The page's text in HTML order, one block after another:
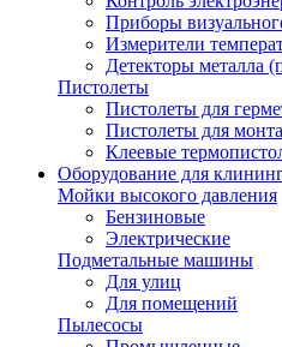
Приборы
Измерители
Детекторы металла
Пистолеты
Пистолеты для
Пистолеты для
Клеевые
Оборудование для
Мойки высокого давления
Бензиновые
Электрические
Подметальные машины
Для улиц
Для помещений
Пылесосы